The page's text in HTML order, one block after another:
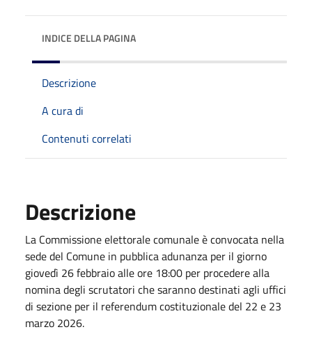
INDICE DELLA PAGINA
Descrizione
A cura di
Contenuti correlati
Descrizione
La Commissione elettorale comunale è convocata nella
sede del Comune in pubblica adunanza per il giorno
giovedì 26 febbraio alle ore 18:00 per procedere alla
nomina degli scrutatori che saranno destinati agli uffici
di sezione per il referendum costituzionale del 22 e 23
marzo 2026.